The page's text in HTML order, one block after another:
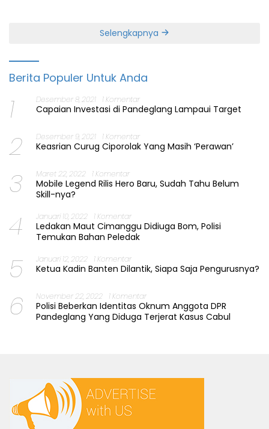
Selengkapnya
Berita Populer Untuk Anda
1 Desember 8, 2021 1 Komentar
Capaian Investasi di Pandeglang Lampaui Target
2 Desember 9, 2021 1 Komentar
Keasrian Curug Ciporolak Yang Masih ‘Perawan’
3 Maret 22, 2022 1 Komentar
Mobile Legend Rilis Hero Baru, Sudah Tahu Belum
Skill-nya?
4 Januari 10, 2022 1 Komentar
Ledakan Maut Cimanggu Didiuga Bom, Polisi
Temukan Bahan Peledak
5 Januari 12, 2022 1 Komentar
Ketua Kadin Banten Dilantik, Siapa Saja Pengurusnya?
6 November 22, 2022 1 Komentar
Polisi Beberkan Identitas Oknum Anggota DPR
Pandeglang Yang Diduga Terjerat Kasus Cabul